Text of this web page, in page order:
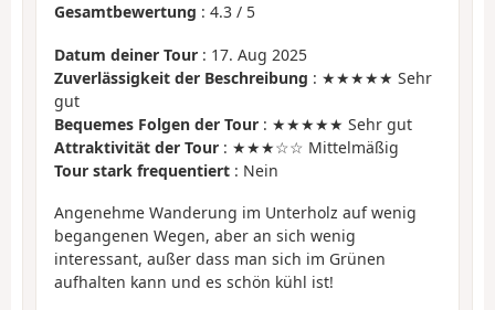
Gesamtbewertung : 4.3 / 5
Datum deiner Tour : 17. Aug 2025
Zuverlässigkeit der Beschreibung : ★★★★★ Sehr
gut
Bequemes Folgen der Tour : ★★★★★ Sehr gut
Attraktivität der Tour : ★★★☆☆ Mittelmäßig
Tour stark frequentiert : Nein
Angenehme Wanderung im Unterholz auf wenig
begangenen Wegen, aber an sich wenig
interessant, außer dass man sich im Grünen
aufhalten kann und es schön kühl ist!